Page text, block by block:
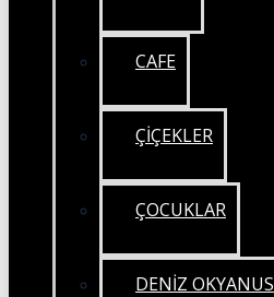
CAFE
ÇİÇEKLER
ÇOCUKLAR
DENİZ OKYANUS